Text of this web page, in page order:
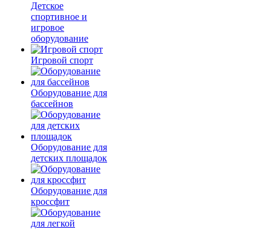
Детское
спортивное и
игровое
оборудование
Игровой спорт
Оборудование для
бассейнов
Оборудование для
детских площадок
Оборудование для
кроссфит